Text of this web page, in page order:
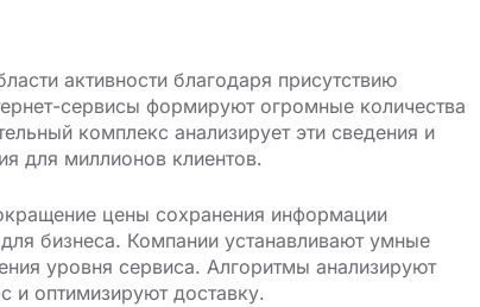
активности благодаря присутствию
сервисы формируют огромные количества
комплекс анализирует эти сведения и
для миллионов клиентов.
цены сохранения информации
бизнеса. Компании устанавливают умные
уровня сервиса. Алгоритмы анализируют
и оптимизируют доставку.